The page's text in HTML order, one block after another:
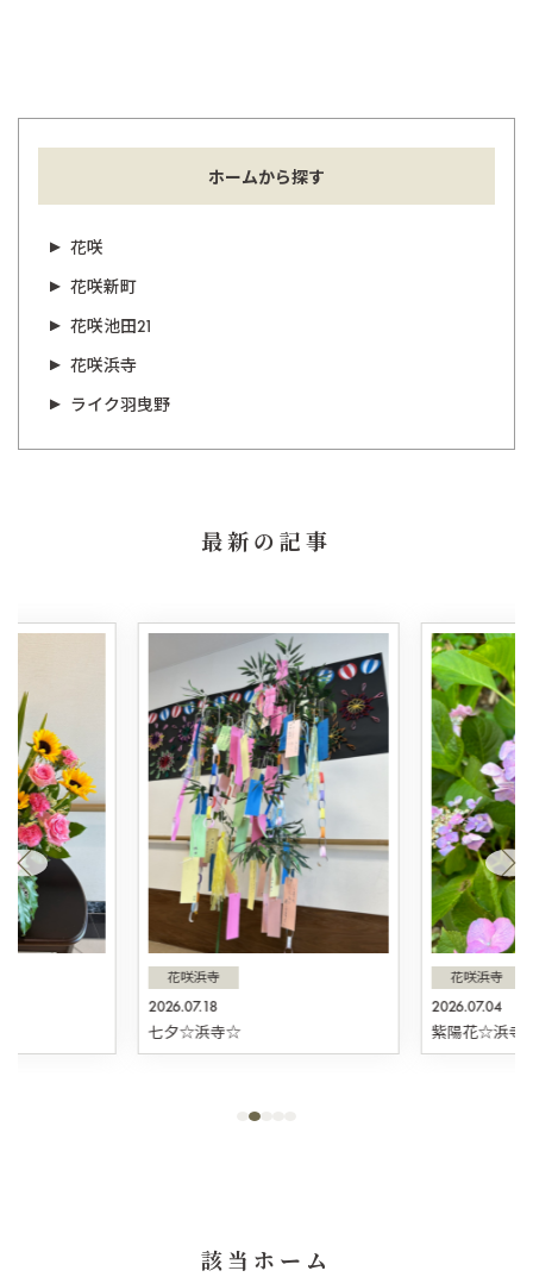
ホームから探す
花咲
花咲新町
花咲池田21
花咲浜寺
ライク羽曳野
最新の記事
2026.07.18
花咲浜寺
七夕☆浜寺☆
2026.07.04
花咲浜寺
紫陽花☆浜寺
該当ホーム